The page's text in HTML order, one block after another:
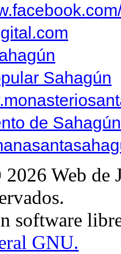
Sahagún
de Sahagún
Web de
software
GNU.